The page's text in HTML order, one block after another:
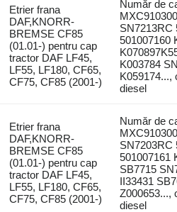
Etrier frana
DAF,KNORR-
BREMSE CF85
(01.01-) pentru cap
tractor DAF LF45,
LF55, LF180, CF65,
CF75, CF85 (2001-)
Număr de
SN7213RC
501007160
K003784
K059174...,
diesel
Etrier frana
DAF,KNORR-
BREMSE CF85
(01.01-) pentru cap
tractor DAF LF45,
LF55, LF180, CF65,
CF75, CF85 (2001-)
Număr de
SN7203RC
501007161
SB7715
II33431
Z000653...,
diesel